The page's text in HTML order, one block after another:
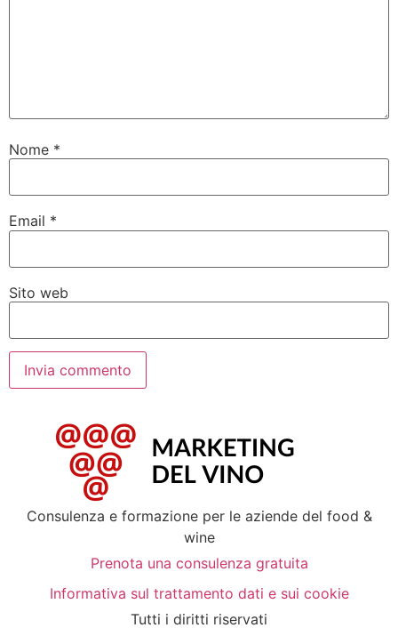
Nome *
Email *
Sito web
Consulenza e formazione per le aziende del food &
wine
Prenota una consulenza gratuita
Informativa sul trattamento dati e sui cookie
Tutti i diritti riservati